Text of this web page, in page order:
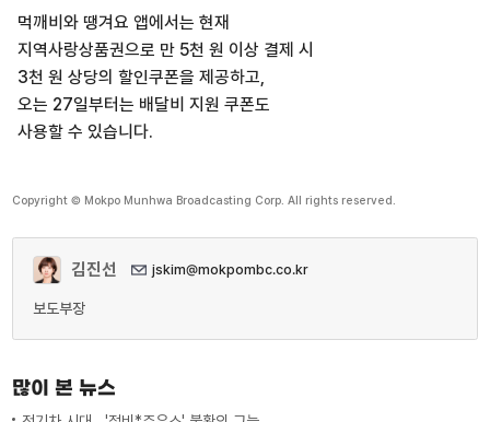
먹깨비와 땡겨요 앱에서는 현재
지역사랑상품권으로 만 5천 원 이상 결제 시
3천 원 상당의 할인쿠폰을 제공하고,
오는 27일부터는 배달비 지원 쿠폰도
사용할 수 있습니다.
Copyright © Mokpo Munhwa Broadcasting Corp. All rights reserved.
김진선 jskim@mokpombc.co.kr
보도부장
많이 본 뉴스